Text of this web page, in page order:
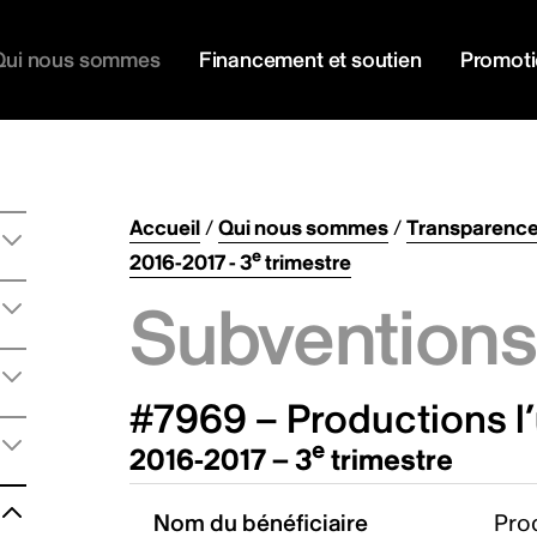
nous sommes Financement et soutien
Accueil/Qui nous sommes/
2016-2017 - 3etrimestre
#7969 – Productions
2016-2017 – 3e trimestre
Nom du bénéficiaire